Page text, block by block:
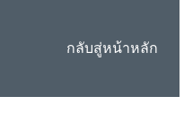
กลับสู่หน้าหลัก